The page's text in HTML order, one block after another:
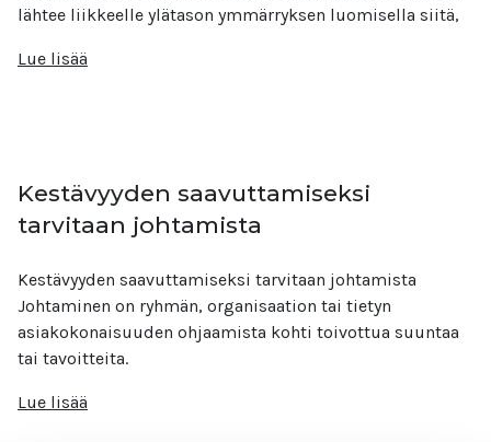
lähtee liikkeelle ylätason ymmärryksen luomisella siitä,
Lue lisää
Kestävyyden saavuttamiseksi
tarvitaan johtamista
Kestävyyden saavuttamiseksi tarvitaan johtamista
Johtaminen on ryhmän, organisaation tai tietyn
asiakokonaisuuden ohjaamista kohti toivottua suuntaa
tai tavoitteita.
Lue lisää